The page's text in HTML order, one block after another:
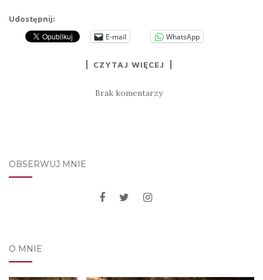
Udostępnij:
E-mail WhatsApp
CZYTAJ WIĘCEJ
Brak komentarzy
OBSERWUJ MNIE
O MNIE